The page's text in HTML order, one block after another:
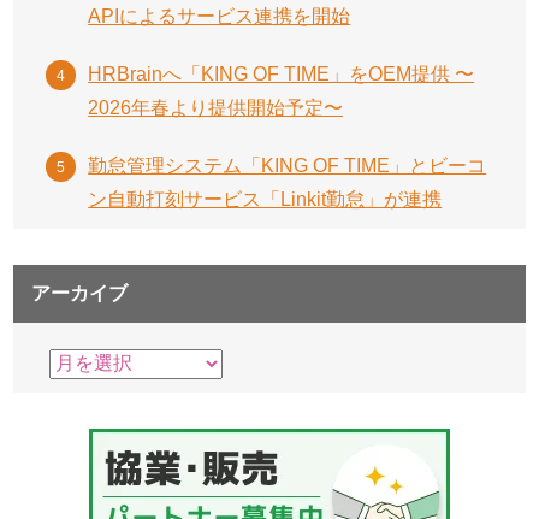
APIによるサービス連携を開始
HRBrainへ「KING OF TIME」をOEM提供 〜
2026年春より提供開始予定〜
勤怠管理システム「KING OF TIME」とビーコ
ン自動打刻サービス「Linkit勤怠」が連携
アーカイブ